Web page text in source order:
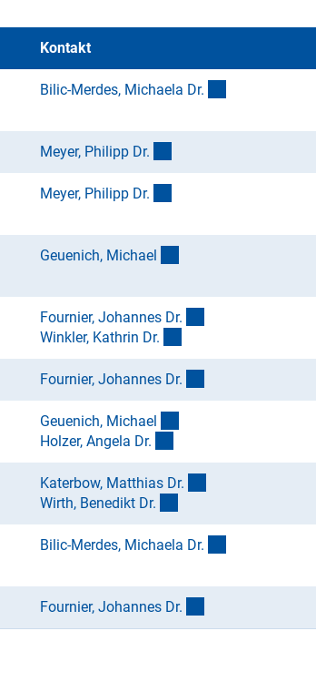
Kontakt
Bilic-Merdes, Michaela Dr.
Meyer, Philipp Dr.
Meyer, Philipp Dr.
Geuenich, Michael
Fournier, Johannes Dr.
Winkler, Kathrin Dr.
Fournier, Johannes Dr.
Geuenich, Michael
Holzer, Angela Dr.
Katerbow, Matthias Dr.
Wirth, Benedikt Dr.
Bilic-Merdes, Michaela Dr.
Fournier, Johannes Dr.